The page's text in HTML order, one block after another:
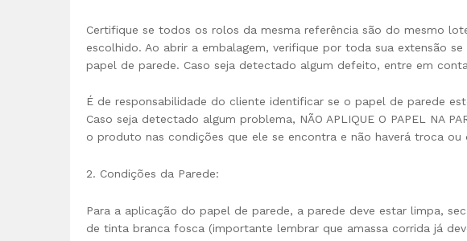
Certifique se todos os rolos da mesma referência são do mesmo
escolhido. Ao abrir a embalagem, verifique por toda sua extensão
papel de parede. Caso seja detectado algum defeito, entre em
É de responsabilidade do cliente identificar se o papel de parede
Caso seja detectado algum problema, NÃO APLIQUE O PAPEL NA
o produto nas condições que ele se encontra e não haverá troca
2. Condições da Parede:
Para a aplicação do papel de parede, a parede deve estar limpa,
de tinta branca fosca (importante lembrar que amassa corrida já